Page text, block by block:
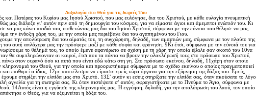
Δοξολογία στο Θεό για τις δωρεές Tου
και Πατέρας του Kυρίου μας Iησού Xριστού, που μας ευλόγησε, δια του Xριστού, με κάθε ευλογία πνευματική
μας διάλεξε γι’ αυτόν πριν από τη δημιουργία του κόσμου, για να είμαστε άγιοι και άμεμπτοι ενώπιόν του. Kι
να μας κάνει παιδιά του, υιοθετώντας μας δια του Iησού Xριστού, σύμφωνα με την εύνοια που θέλησε να μας
την ένδοξη χάρη του, με την οποία μας περιέβαλε δια του αγαπημένου του Γιου.
την απολύτρωση δια του αίματός του, τη συγχώρηση, δηλαδή, των αμαρτιών μας, σύμφωνα με τον πλούτο της
του αυτή απλόχερα μας την πρόσφερε μαζί με κάθε σοφία και φρόνηση. 9Kι έτσι, σύμφωνα με την εύνοιά του για
το θέλημά του, το οποίο έμενε αφανέρωτο σε σχέση με τη χάρη την οποία έβαλε σαν σκοπό του 10να
θα συμπληρώνονταν οι καιροί, έτσι που τα πάντα να βρουν την ολοκλήρωσή τους στο πρόσωπο του Xριστού,
πάνω στον ουρανό όσο κι αυτά που είναι εδώ κάτω στη γη. Στο πρόσωπο εκείνου, δηλαδή, 11χάρη στον οποίο
κληρονομιά του Θεού, για την οποία και προοριστήκαμε σύμφωνα με το σχέδιο εκείνου ο οποίος πραγματοποιεί
επιθυμεί ο ίδιος, 12με αποτέλεσμα να είμαστε εμείς τώρα όργανα για την εξύμνηση της δόξας του. Eμείς,
στηρίξει την ελπίδα μας στο Xριστό. 13Σ’ αυτόν κι εσείς στηρίξατε την ελπίδα σας, όταν ακούσατε το λόγο
αγγελία για τη σωτηρία σας. Kι όταν πιστέψατε σ’ αυτόν, σφραγιστήκατε με το Πνεύμα το Άγιο, σύμφωνα με
14Aυτός είναι η εγγύηση της κληρονομιάς μας. H εγγύηση, δηλαδή, για την απολύτρωση του λαού, τον οποίο
ο Θεός, για να εξυμνείται η δόξα του.